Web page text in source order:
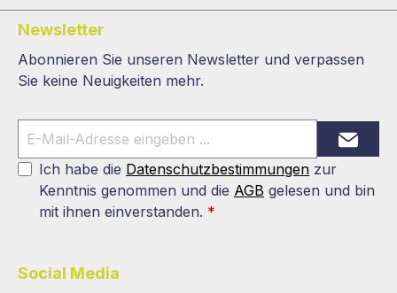
Newsletter
Abonnieren Sie unseren Newsletter und verpassen
Sie keine Neuigkeiten mehr.
Ich habe die Datenschutzbestimmungen zur
Kenntnis genommen und die AGB gelesen und bin
mit ihnen einverstanden. *
Social Media